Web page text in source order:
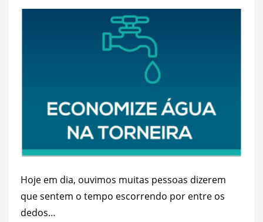
Hoje em dia, ouvimos muitas pessoas dizerem
que sentem o tempo escorrendo por entre os
dedos…